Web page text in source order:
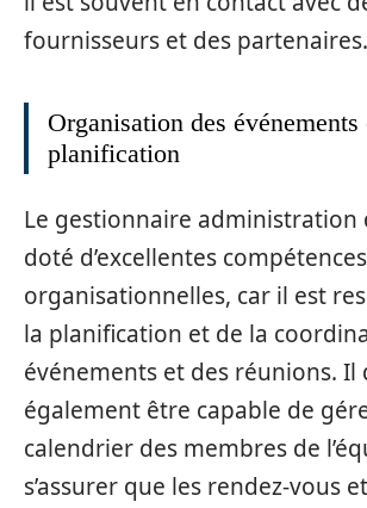
fournisseurs et des partenaires.
Organisation des événements
planification
Le gestionnaire administration
doté d’excellentes compétences
organisationnelles, car il est
la planification et de la
événements et des réunions. Il
également être capable de
calendrier des membres de
s’assurer que les rendez-vous